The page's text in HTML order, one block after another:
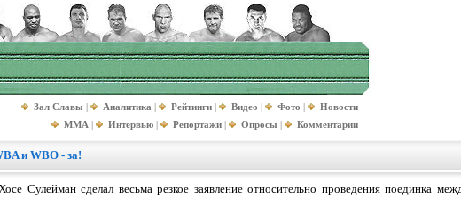
Зал Славы | Аналитика | Рейтинги | Видео | Фото |
Новости
MMA | Интервью | Репортажи | Опросы | Комментарии
и WBO - за!
Сулейман сделал весьма резкое заявление относительно проведения поединка